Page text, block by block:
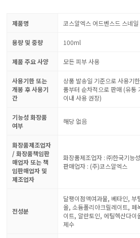
제품명 코스알엑스 어드벤스드 스네
용량 및 중량 100ml
제품 주요 사양 모든 피부 사용
사용기한 또는
개봉 후 사용기
간
상품 발송일 기준으로 사용기
품부터 순차적으로 판매 (유
이내 사용 권장)
기능성 화장품
여부
해당 없음
화장품제조업자
/ 화장품책임판
매업자 또는 책
임판매업자 및
제조업자
화장품제조업자 : ㈜한국기능
판매업자 : (주)코스알엑스
전성분
달팽이점액여과물, 베타인,
올, 소듐폴리아크릴레이트, 페
이트, 알란토인, 에틸헥산다
제수